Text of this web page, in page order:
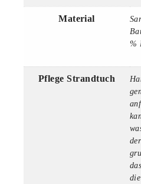
Material
%
Pflege Strandtuch